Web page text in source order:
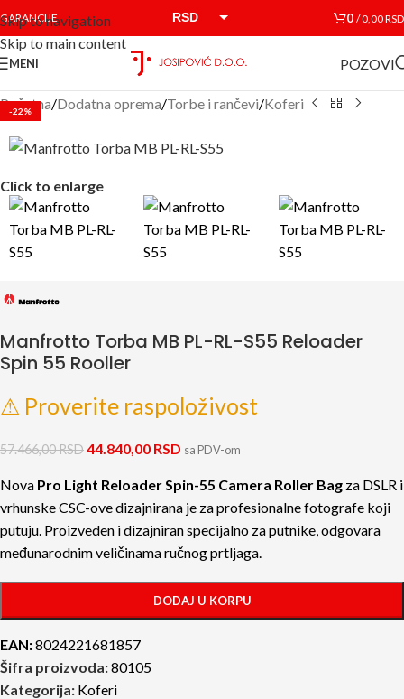
Skip to navigation
Skip to main content
GARANCIJE RSD 0 /0,00RSD
MENI POZOVI
Početna/Dodatna oprema/Torbe i rančevi/Koferi
-22%
Click to enlarge
Manfrotto Torba MB PL-RL-S55 Reloader
Spin 55 Rooller
⚠ Proverite raspoloživost
57.466,00RSD44.840,00 RSD sa PDV-om
Nova Pro Light Reloader Spin-55 Camera Roller Bag za DSLR i
vrhunske CSC-ove dizajnirana je za profesionalne fotografe koji
putuju. Proizveden i dizajniran specijalno za putnike, odgovara
međunarodnim veličinama ručnog prtljaga.
DODAJ U KORPU
EAN:8024221681857
Šifra proizvoda:80105
Kategorija: Koferi